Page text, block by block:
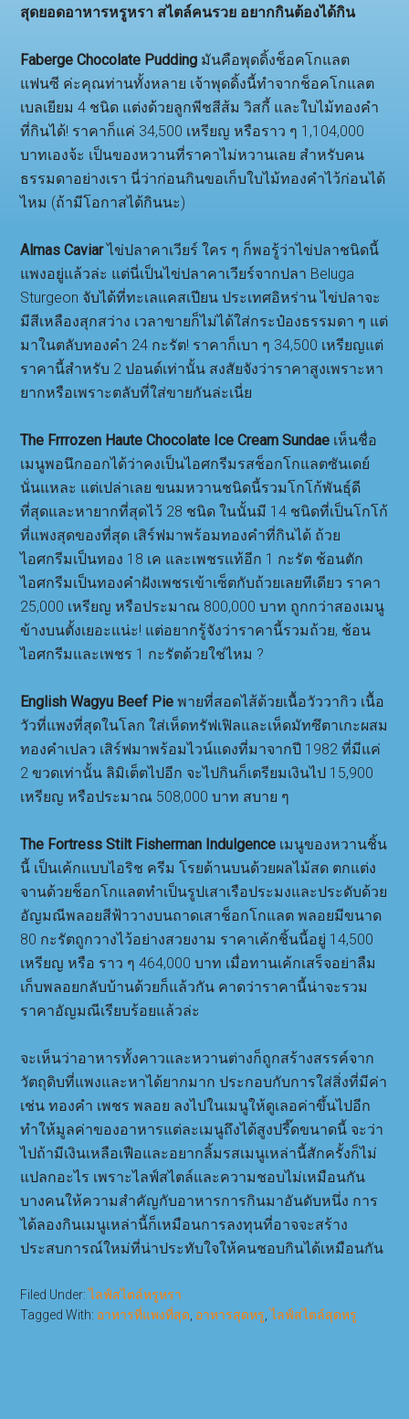
สุดยอดอาหารหรูหรา สไตล์คนรวย อยากกินต้องได้กิน
Faberge Chocolate Pudding มันคือพุดดิ้งช็อคโกแลต
แฟนซี ค่ะคุณท่านทั้งหลาย เจ้าพุดดิ้งนี้ทำจากช็อคโกแลต
เบลเยียม 4 ชนิด แต่งด้วยลูกพีชสีส้ม วิสกี้ และใบไม้ทองคำ
ที่กินได้! ราคาก็แค่ 34,500 เหรียญ หรือราว ๆ 1,104,000
บาทเองจ้ะ เป็นของหวานที่ราคาไม่หวานเลย สำหรับคน
ธรรมดาอย่างเรา นี่ว่าก่อนกินขอเก็บใบไม้ทองคำไว้ก่อนได้
ไหม (ถ้ามีโอกาสได้กินนะ)
Almas Caviarไข่ปลาคาเวียร์ ใคร ๆ ก็พอรู้ว่าไข่ปลาชนิดนี้
แพงอยู่แล้วล่ะ แต่นี่เป็นไข่ปลาคาเวียร์จากปลา Beluga
Sturgeon จับได้ที่ทะเลแคสเปียน ประเทศอิหร่าน ไข่ปลาจะ
มีสีเหลืองสุกสว่าง เวลาขายก็ไม่ได้ใส่กระป๋องธรรมดา ๆ แต่
มาในตลับทองคำ 24 กะรัต! ราคาก็เบา ๆ 34,500 เหรียญแต่
ราคานี้สำหรับ 2 ปอนด์เท่านั้น สงสัยจังว่าราคาสูงเพราะหา
ยากหรือเพราะตลับที่ใส่ขายกันล่ะเนี่ย
The Frrrozen Haute Chocolate Ice Cream Sundae เห็นชื่อ
เมนูพอนึกออกได้ว่าคงเป็นไอศกรีมรสช็อกโกแลตซันเดย์
นั่นแหละ แต่เปล่าเลย ขนมหวานชนิดนี้รวมโกโก้พันธุ์ดี
ที่สุดและหายากที่สุดไว้ 28 ชนิด ในนั้นมี 14 ชนิดที่เป็นโกโก้
ที่แพงสุดของที่สุด เสิร์ฟมาพร้อมทองคำที่กินได้ ถ้วย
ไอศกรีมเป็นทอง 18 เค และเพชรแท้อีก 1 กะรัต ช้อนตัก
ไอศกรีมเป็นทองคำฝังเพชรเข้าเซ็ตกับถ้วยเลยทีเดียว ราคา
25,000 เหรียญ หรือประมาณ 800,000 บาท ถูกกว่าสองเมนู
ข้างบนตั้งเยอะแน่ะ! แต่อยากรู้จังว่าราคานี้รวมถ้วย, ช้อน
ไอศกรีมและเพชร 1 กะรัตด้วยใช่ไหม ?
English Wagyu Beef Pie พายที่สอดไส้ด้วยเนื้อวัววากิว เนื้อ
วัวที่แพงที่สุดในโลก ใส่เห็ดทรัฟเฟิลและเห็ดมัทซึตาเกะผสม
ทองคำเปลว เสิร์ฟมาพร้อมไวน์แดงที่มาจากปี 1982 ที่มีแค่
2 ขวดเท่านั้น ลิมิเต็ตไปอีก จะไปกินก็เตรียมเงินไป 15,900
เหรียญ หรือประมาณ 508,000 บาท สบาย ๆ
The Fortress Stilt Fisherman Indulgence เมนูของหวานชิ้น
นี้ เป็นเค้กแบบไอริช ครีม โรยด้านบนด้วยผลไม้สด ตกแต่ง
จานด้วยช็อกโกแลตทำเป็นรูปเสาเรือประมงและประดับด้วย
อัญมณีพลอยสีฟ้าวางบนถาดเสาช็อกโกแลต พลอยมีขนาด
80 กะรัตถูกวางไว้อย่างสวยงาม ราคาเค้กชิ้นนี้อยู่ 14,500
เหรียญ หรือ ราว ๆ 464,000 บาท เมื่อทานเค้กเสร็จอย่าลืม
เก็บพลอยกลับบ้านด้วยก็แล้วกัน คาดว่าราคานี้น่าจะรวม
ราคาอัญมณีเรียบร้อยแล้วล่ะ
จะเห็นว่าอาหารทั้งคาวและหวานต่างก็ถูกสร้างสรรค์จาก
วัตถุดิบที่แพงและหาได้ยากมาก ประกอบกับการใส่สิ่งที่มีค่า
เช่น ทองคำ เพชร พลอย ลงไปในเมนูให้ดูเลอค่าขึ้นไปอีก
ทำให้มูลค่าของอาหารแต่ละเมนูถึงได้สูงปรี๊ดขนาดนี้ จะว่า
ไปถ้ามีเงินเหลือเฟือและอยากลิ้มรสเมนูเหล่านี้สักครั้งก็ไม่
แปลกอะไร เพราะไลฟ์สไตล์และความชอบไม่เหมือนกัน
บางคนให้ความสำคัญกับอาหารการกินมาอันดับหนึ่ง การ
ได้ลองกินเมนูเหล่านี้ก็เหมือนการลงทุนที่อาจจะสร้าง
ประสบการณ์ใหม่ที่น่าประทับใจให้คนชอบกินได้เหมือนกัน
Filed Under:ไลฟ์สไตล์หรูหรา
Tagged With: อาหารที่แพงที่สุด อาหารสุดหรู ,ไลฟ์สไตล์สุดหรู